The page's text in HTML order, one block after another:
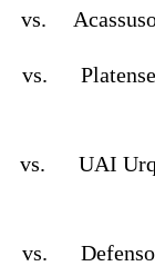
Acassuso
vs.
UAI